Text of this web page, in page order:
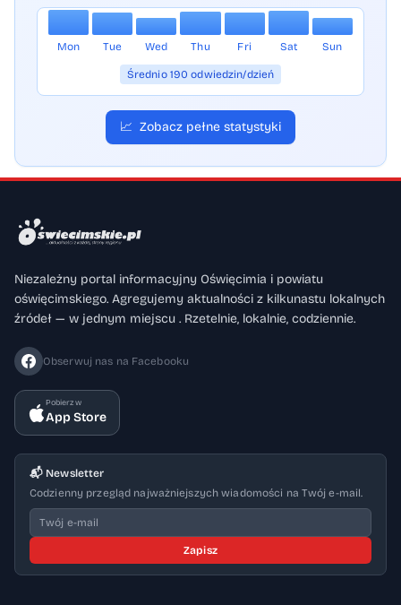
Mon Tue Wed Thu Fri Sat Sun
Średnio 190 odwiedzin/dzień
📈 Zobacz pełne statystyki
Niezależny portal informacyjny Oświęcimia i powiatu
oświęcimskiego. Agregujemy aktualności z kilkunastu lokalnych
źródeł — w jednym miejscu . Rzetelnie, lokalnie, codziennie.
Obserwuj nas na Facebooku
Pobierz w
App Store
📬 Newsletter
Codzienny przegląd najważniejszych wiadomości na Twój e-mail.
Zapisz